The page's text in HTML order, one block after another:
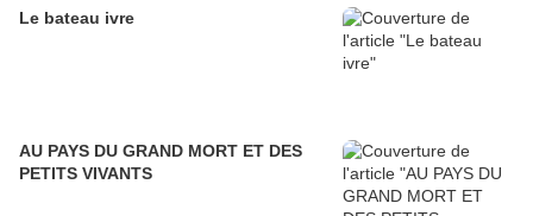
Le bateau ivre
AU PAYS DU GRAND MORT ET DES
PETITS VIVANTS